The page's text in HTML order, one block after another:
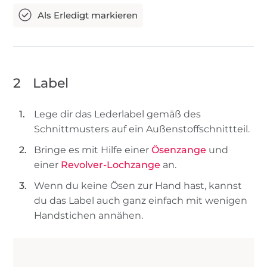
2 Label
Lege dir das Lederlabel gemäß des
Schnittmusters auf ein Außenstoffschnittteil.
Bringe es mit Hilfe einerÖsenzange und
einer Revolver-Lochzange an.
Wenn du keine Ösen zur Hand hast, kannst
du das Label auch ganz einfach mit wenigen
Handstichen annähen.